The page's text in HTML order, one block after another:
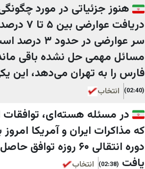
هنوز جزئیاتی در مورد
سر عوارضی
مسائل مهمی حل نشده باقی
فارس را به تهران می‌دهد، این
(02:40) انتخاب
در مسئله هسته‌ای،
که مذاکرات ایران و آمریکا
دوره انتقالی ۶۰
یافت (02:38) انتخاب